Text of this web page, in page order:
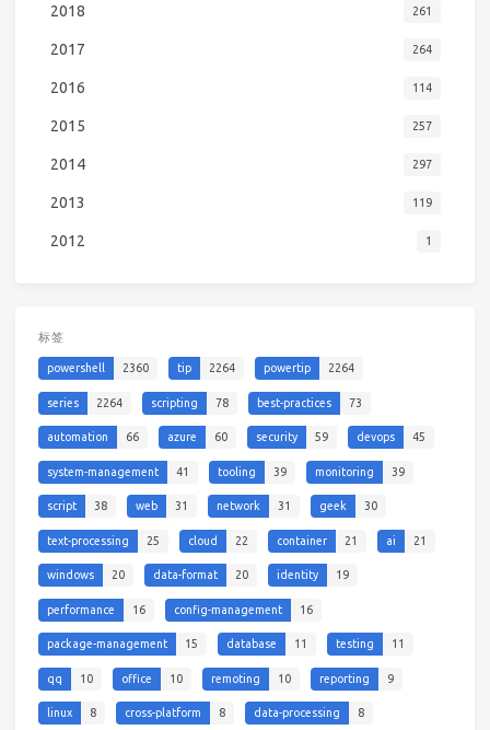
2018 261
2017 264
2016 114
2015 257
2014 297
2013 119
2012 1
标签
powershell 2360 tip 2264 powertip 2264
series 2264 scripting 78 best-practices 73
automation 66 azure 60 security 59 devops 45
system-management 41 tooling 39 monitoring 39
script 38 web 31 network 31 geek 30
text-processing 25 cloud 22 container 21 ai 21
windows 20 data-format 20 identity 19
performance 16 config-management 16
package-management 15 database 11 testing 11
qq 10 office 10 remoting 10 reporting 9
linux 8 cross-platform 8 data-processing 8